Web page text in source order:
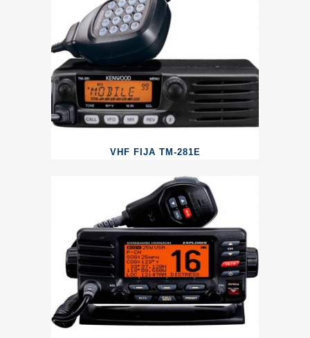
VHF FIJA TM-281E